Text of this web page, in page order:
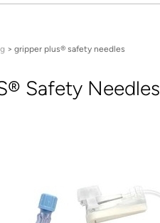
> gripper plus® safety needles
Safety Needles